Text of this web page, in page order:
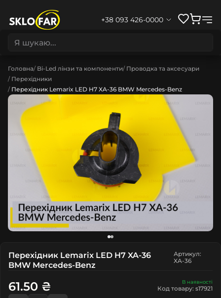
+38 093 426-0000
Головна Bi-Led лінзи та компоненти Проводка та аксесуари
Перехідники
Перехідник Lemarix LED H7 XA-36 BMW Mercedes-Benz
Перехідник Lemarix LED H7 XA-36
BMW Mercedes-Benz
Артикул:
XA-36
В наявності
Код товару: s17921
61.50 ₴